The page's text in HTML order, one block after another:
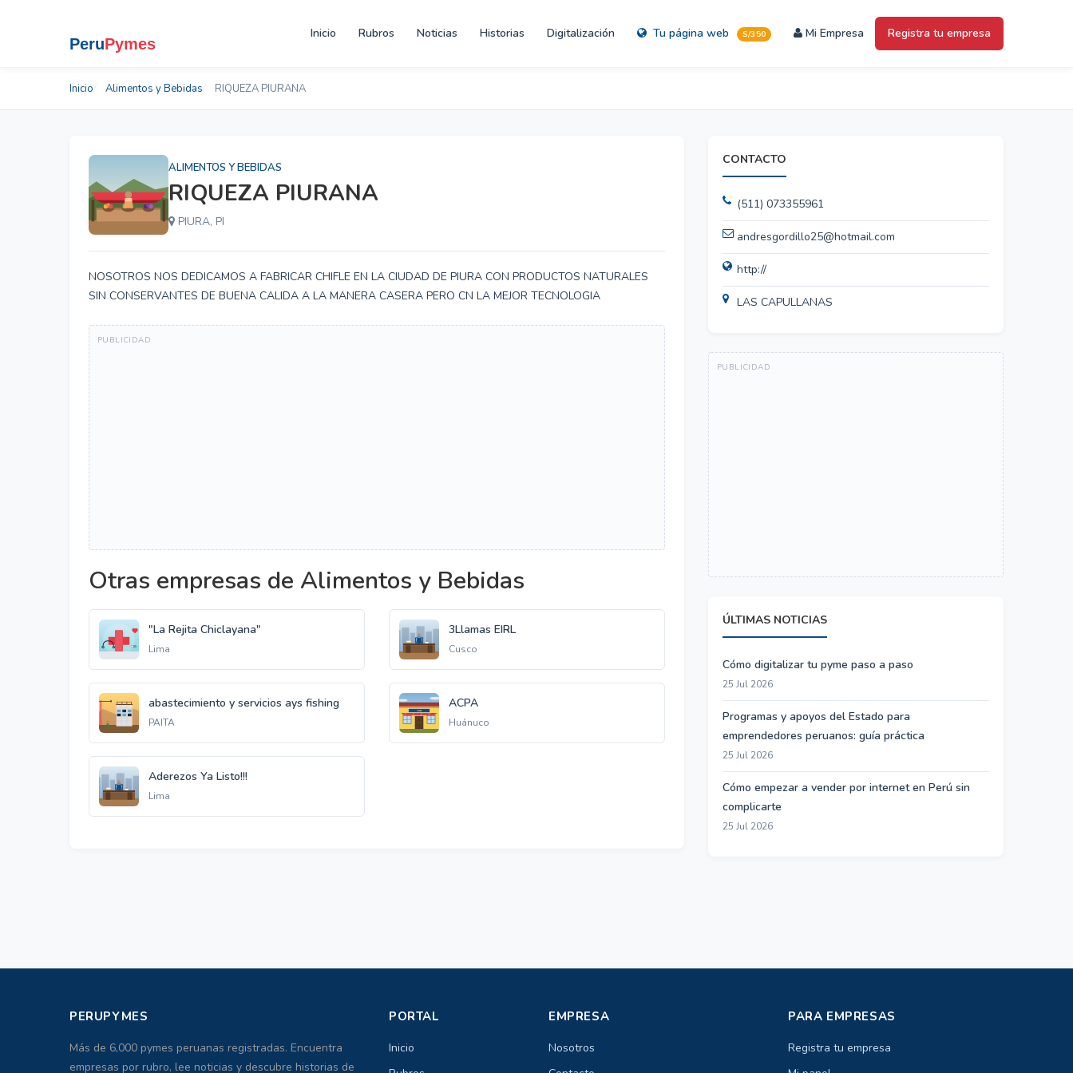
Inicio Rubros Noticias Historias Digitalización Tu página web S/350 Mi Empresa Registra tu empresa
Inicio Alimentos y Bebidas RIQUEZA PIURANA
ALIMENTOS Y BEBIDAS
RIQUEZA PIURANA
PIURA, PI
NOSOTROS NOS DEDICAMOS A FABRICAR CHIFLE EN LA CIUDAD DE PIURA CON PRODUCTOS NATURALES
SIN CONSERVANTES DE BUENA CALIDA A LA MANERA CASERA PERO CN LA MEJOR TECNOLOGIA
Otras empresas de Alimentos y Bebidas
"La Rejita Chiclayana"
Lima
3Llamas EIRL
Cusco
abastecimiento y servicios ays fishing
PAITA
ACPA
Huánuco
Aderezos Ya Listo!!!
Lima
CONTACTO
(511) 073355961
andresgordillo25@hotmail.com
http://
LAS CAPULLANAS
ÚLTIMAS NOTICIAS
Cómo digitalizar tu pyme paso a paso
25 Jul 2026
Programas y apoyos del Estado para
emprendedores peruanos: guía práctica
25 Jul 2026
Cómo empezar a vender por internet en Perú sin
complicarte
25 Jul 2026
PERUPYMES
Más de 6,000 pymes peruanas registradas. Encuentra
empresas por rubro, lee noticias y descubre historias de
PORTAL
Inicio
EMPRESA
Nosotros
PARA EMPRESAS
Registra tu empresa